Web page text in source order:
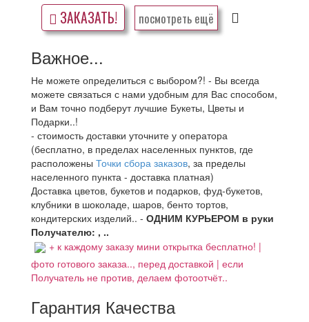
ЗАКАЗАТЬ! посмотреть ещё
Важное...
Не можете определиться с выбором?! - Вы всегда
можете связаться с нами удобным для Вас способом,
и Вам точно подберут лучшие Букеты, Цветы и
Подарки..!
- стоимость доставки уточните у оператора
(бесплатно, в пределах населенных пунктов, где
расположены Точки сбора заказов, за пределы
населенного пункта - доставка платная)
Доставка цветов, букетов и подарков, фуд-букетов,
клубники в шоколаде, шаров, бенто тортов,
кондитерских изделий.. - ОДНИМ КУРЬЕРОМ в руки
Получателю: , ..
+ к каждому заказу мини открытка бесплатно! |
фото готового заказа.., перед доставкой | если
Получатель не против, делаем фотоотчёт..
Гарантия Качества